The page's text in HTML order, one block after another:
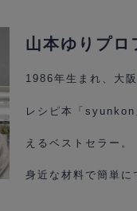
山本ゆりプロ
1986年生まれ、大
レシピ本「syunkon
えるベストセラー。
身近な材料で簡単に